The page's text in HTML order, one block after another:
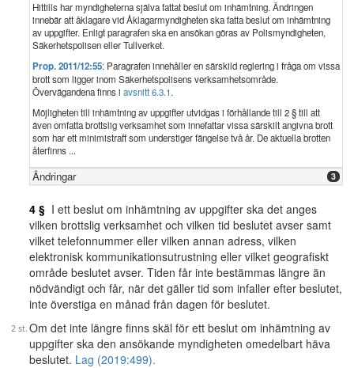
Hittills har myndigheterna själva fattat beslut om inhämtning. Ändringen
innebär att åklagare vid Åklagarmyndigheten ska fatta beslut om inhämtning
av uppgifter. Enligt paragrafen ska en ansökan göras av Polismyndigheten,
Säkerhetspolisen eller Tullverket.
Prop. 2011/12:55: Paragrafen innehåller en särskild reglering i fråga om vissa
brott som ligger inom Säkerhetspolisens verksamhetsområde.
Övervägandena finns i avsnitt 6.3.1.
Möjligheten till inhämtning av uppgifter utvidgas i förhållande till 2 § till att
även omfatta brottslig verksamhet som innefattar vissa särskilt angivna brott
som har ett minimistraff som understiger fängelse två år. De aktuella brotten
återfinns ...
Ändringar 3
4 § I ett beslut om inhämtning av uppgifter ska det anges
vilken brottslig verksamhet och vilken tid beslutet avser samt
vilket telefonnummer eller vilken annan adress, vilken
elektronisk kommunikationsutrustning eller vilket geografiskt
område beslutet avser. Tiden får inte bestämmas längre än
nödvändigt och får, när det gäller tid som infaller efter beslutet,
inte överstiga en månad från dagen för beslutet.
Om det inte längre finns skäl för ett beslut om inhämtning av
uppgifter ska den ansökande myndigheten omedelbart häva
beslutet. Lag (2019:499).